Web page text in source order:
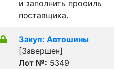
и заполнить профиль
поставщика.
Закуп: Автошины
[Завершен]
Лот №: 5349